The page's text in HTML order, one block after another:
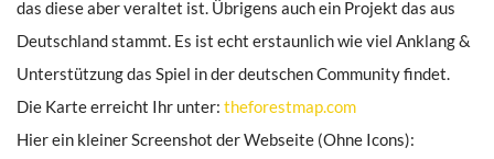
das diese aber veraltet ist. Übrigens auch ein Projekt das aus
Deutschland stammt. Es ist echt erstaunlich wie viel Anklang &
Unterstützung das Spiel in der deutschen Community findet.
Die Karte erreicht Ihr unter: theforestmap.com
Hier ein kleiner Screenshot der Webseite (Ohne Icons):